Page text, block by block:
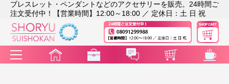
ブレスレット・ペンダントなどのアクセサリーを販売。24時間ご
注文受付中！【営業時間】12:00～18:00 ／ 定休日：土 日 祝